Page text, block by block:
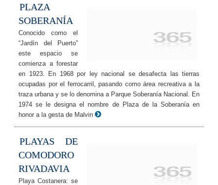
PLAZA
SOBERANÍA
Conocido como el
“Jardín del Puerto”
este espacio se
comienza a forestar
en 1923. En 1968 por ley nacional se desafecta las tierras
ocupadas por el ferrocarril, pasando como área recreativa a la
traza urbana y se lo denomina a Parque Soberanía Nacional. En
1974 se le designa el nombre de Plaza de la Soberanía en
honor a la gesta de Malvin
PLAYAS DE
COMODORO
RIVADAVIA
Playa Costanera: se